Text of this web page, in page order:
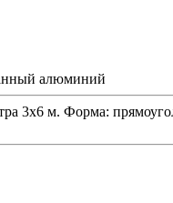
алюминий
3x6 м. Форма: